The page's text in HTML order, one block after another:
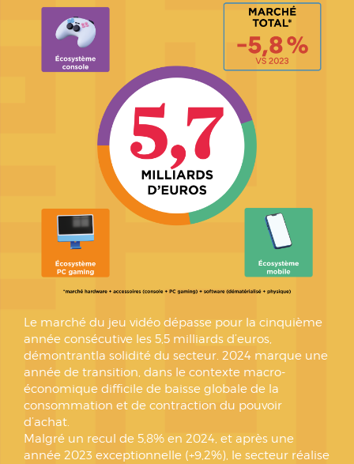
Le marché du jeu vidéo dépasse pour la cinquième
année consécutive les 5,5 milliards d’euros,
démontrantla solidité du secteur. 2024 marque une
année de transition, dans le contexte macro-
économique difficile de baisse globale de la
consommation et de contraction du pouvoir
d’achat.
Malgré un recul de 5,8% en 2024, et après une
année 2023 exceptionnelle (+9,2%), le secteur réalise